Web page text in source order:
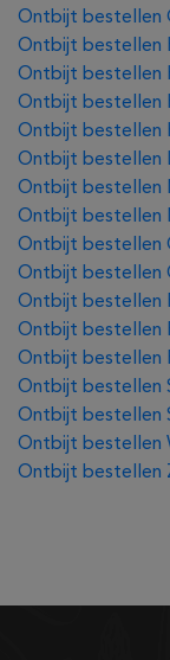
Ontbijt bestellen
Ontbijt bestellen
Ontbijt bestellen
Ontbijt bestellen
Ontbijt bestellen
Ontbijt bestellen
Ontbijt bestellen
Ontbijt bestellen
Ontbijt bestellen
Ontbijt bestellen
Ontbijt bestellen
Ontbijt bestellen
Ontbijt bestellen
Ontbijt bestellen
Ontbijt bestellen
Ontbijt bestellen
Ontbijt bestellen